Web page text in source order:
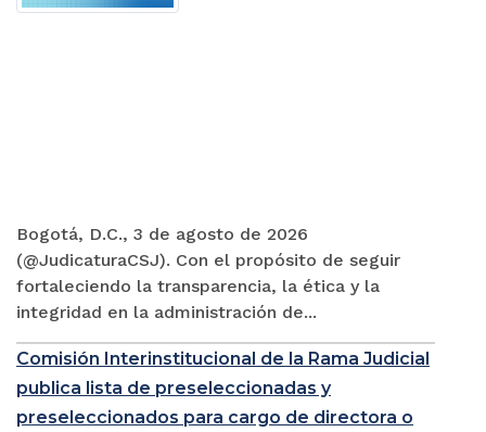
Bogotá, D.C., 3 de agosto de 2026
(@JudicaturaCSJ). Con el propósito de seguir
fortaleciendo la transparencia, la ética y la
integridad en la administración de...
Comisión Interinstitucional de la Rama Judicial
publica lista de preseleccionadas y
preseleccionados para cargo de directora o